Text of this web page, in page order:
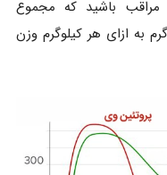
مراقب باشید که مجموع
پروتئین دریافتی (از غذا و مکمل) از ۳ گرم به ازای هر کیلوگرم وزن